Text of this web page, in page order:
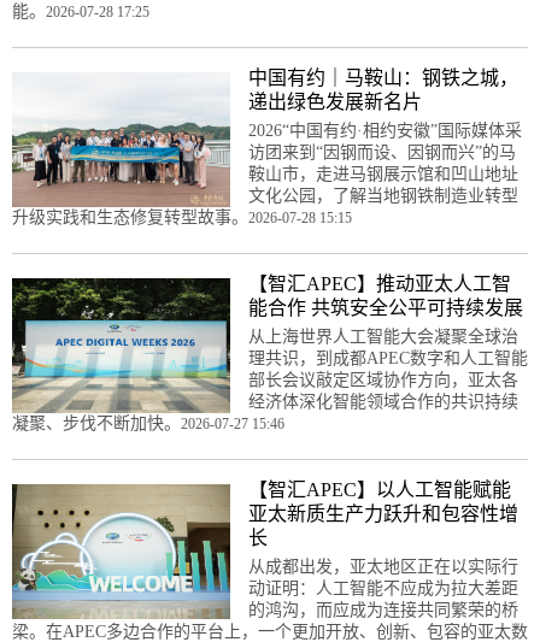
能。 2026-07-28 17:25
中国有约｜马鞍山：钢铁之城，
递出绿色发展新名片
2026“中国有约·相约安徽”国际媒体采
访团来到“因钢而设、因钢而兴”的马
鞍山市，走进马钢展示馆和凹山地址
文化公园，了解当地钢铁制造业转型
升级实践和生态修复转型故事。 2026-07-28 15:15
【智汇APEC】推动亚太人工智
能合作 共筑安全公平可持续发展
从上海世界人工智能大会凝聚全球治
理共识，到成都APEC数字和人工智能
部长会议敲定区域协作方向，亚太各
经济体深化智能领域合作的共识持续
凝聚、步伐不断加快。 2026-07-27 15:46
【智汇APEC】以人工智能赋能
亚太新质生产力跃升和包容性增
长
从成都出发，亚太地区正在以实际行
动证明：人工智能不应成为拉大差距
的鸿沟，而应成为连接共同繁荣的桥
梁。在APEC多边合作的平台上，一个更加开放、创新、包容的亚太数